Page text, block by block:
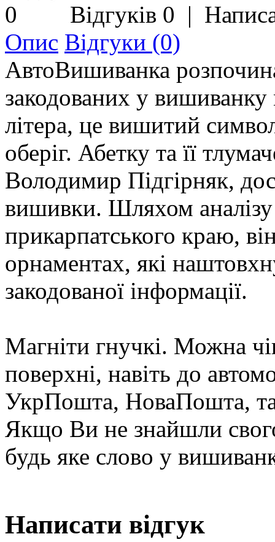
Відгуків 0 |
Опис Відгуки (0)
АвтоВишиванка
закодованих у
літера, це вишитий
оберіг. Абетку та її
Володимир Підгірняк,
вишивки. Шляхом аналізу
прикарпатського краю,
орнаментах, які
закодованої інформації.
Магніти гнучкі. Можна
поверхні, навіть до
УкрПошта, НоваПошта,
Якщо Ви не знайшли
будь яке слово у
Написати відгук